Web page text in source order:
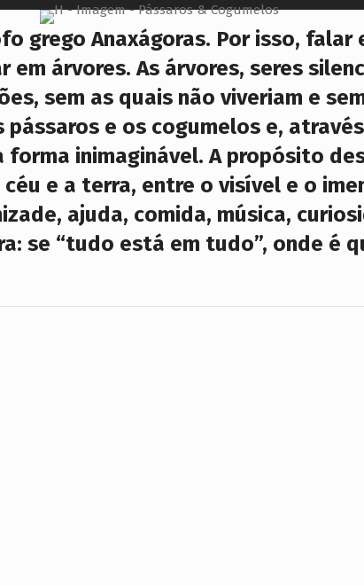
grego Anaxágoras. Por isso, falar
em árvores. As árvores, seres
sem as quais não viveriam e
e os cogumelos e,
inimaginável. A propósito
e a terra, entre o visível e o
ajuda, comida, música,
se “tudo está em tudo”, onde é